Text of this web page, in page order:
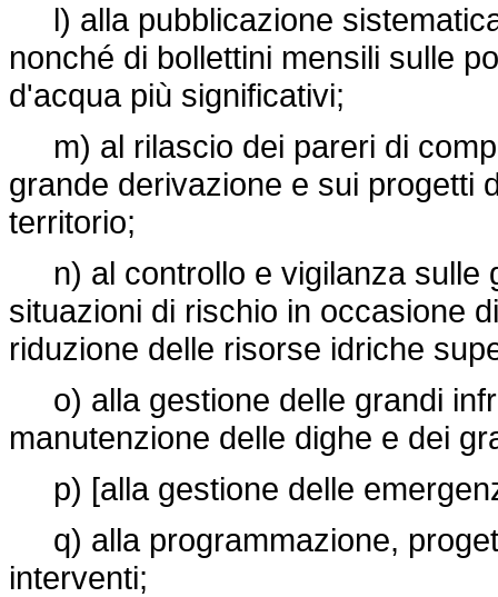
l) alla pubblicazione
nonché di bollettini mensili sulle
d'acqua più significativi;
m) al rilascio dei pareri di
grande derivazione e sui progetti
territorio;
n) al controllo e vigilanza sulle
situazioni di rischio in occasione
riduzione delle risorse idriche
o) alla gestione delle grandi
manutenzione delle dighe e dei
p) [alla gestione delle
q) alla programmazione,
interventi;